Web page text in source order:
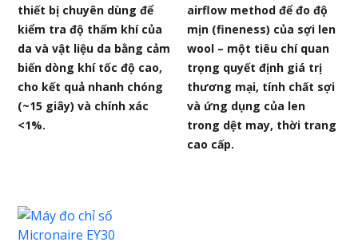
thiết bị chuyên dùng để
kiểm tra độ thấm khí của
da và vật liệu da bằng cảm
biến dòng khí tốc độ cao,
cho kết quả nhanh chóng
(~15 giây) và chính xác
<1%.
airflow method để đo độ
mịn (fineness) của sợi len
wool – một tiêu chí quan
trọng quyết định giá trị
thương mại, tính chất sợi
và ứng dụng của len
trong dệt may, thời trang
cao cấp.